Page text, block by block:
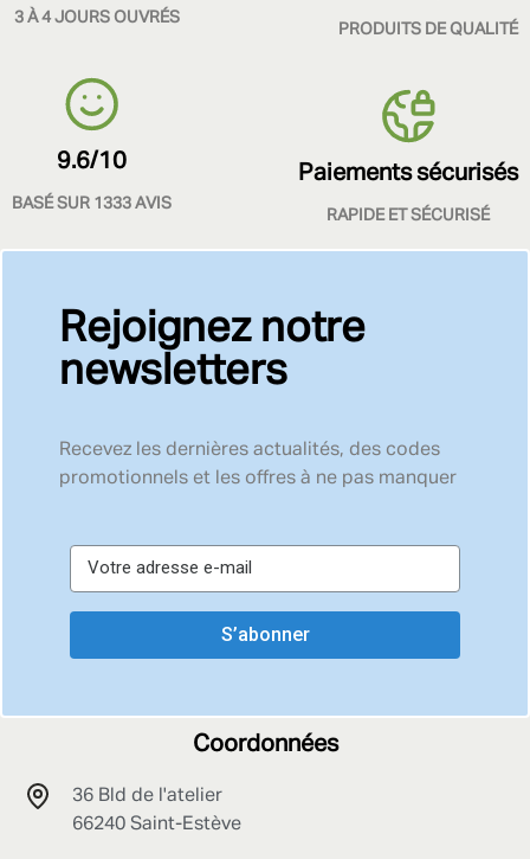
3 À 4 JOURS OUVRÉS
PRODUITS DE QUALITÉ
9.6/10
BASÉ SUR 1333 AVIS
Paiements sécurisés
RAPIDE ET SÉCURISÉ
Rejoignez notre
newsletters
Recevez les dernières actualités, des codes
promotionnels et les offres à ne pas manquer
S’abonner
Coordonnées
36 Bld de l'atelier
66240 Saint-Estève